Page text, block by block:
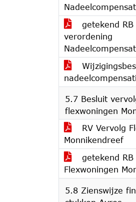
getekend RB
verordening
5.7 Besluit
flexwoningen
RV Vervolg
Monnikendreef
getekend RB
Flexwoningen
5.8 Zienswijze